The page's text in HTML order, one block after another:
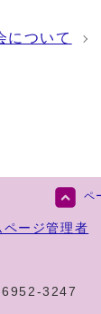
について
ペ
ページ管理者
3247